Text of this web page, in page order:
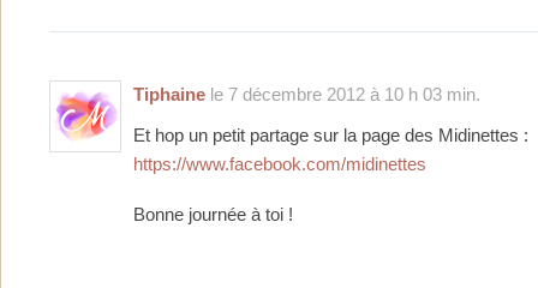
Tiphaine le 7 décembre 2012 à 10 h 03 min.
Et hop un petit partage sur la page des Midinettes :
https://www.facebook.com/midinettes
Bonne journée à toi !